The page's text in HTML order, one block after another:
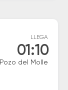
LLEGA
01:10
Pozo del Molle